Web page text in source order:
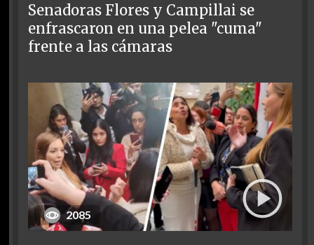
Senadoras Flores y Campillai se
enfrascaron en una pelea "cuma"
frente a las cámaras
2085